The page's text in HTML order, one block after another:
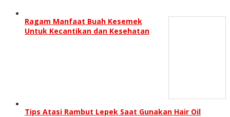
Ragam Manfaat Buah Kesemek
Untuk Kecantikan dan Kesehatan
Tips Atasi Rambut Lepek Saat Gunakan Hair Oil